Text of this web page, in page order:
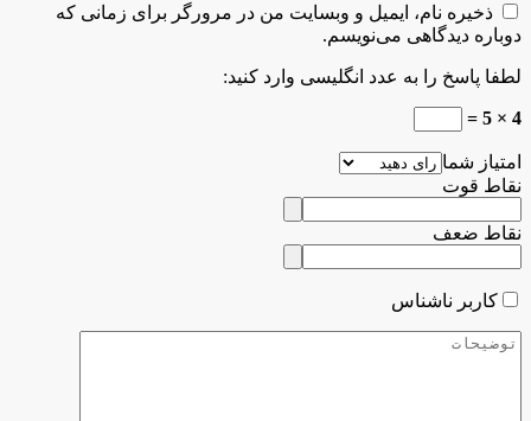
ذخیره نام، ایمیل و وبسایت من در مرورگر برای زمانی که
دوباره دیدگاهی می‌نویسم.
لطفا پاسخ را به عدد انگلیسی وارد کنید:
4 × 5 =
امتیاز شما
نقاط قوت
نقاط ضعف
کاربر ناشناس